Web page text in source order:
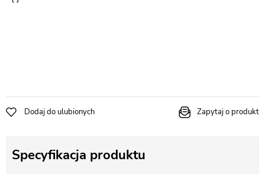
Dodaj do ulubionych Zapytaj o produkt
Specyfikacja produktu